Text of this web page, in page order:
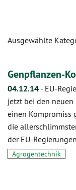
Ausgewählte
Genpflanzen-
04.12.14 - EU-
jetzt bei den
einen Kompromiss
die
der EU-
Agrogentechnik